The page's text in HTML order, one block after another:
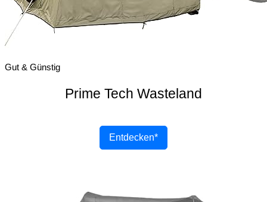
Gut & Günstig
Prime Tech Wasteland
Entdecken*